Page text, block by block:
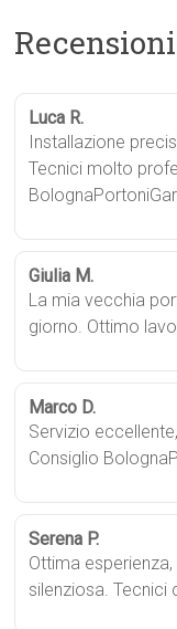
Luca R.
Installazione
Tecnici molto
Giulia M.
La mia vecchia
giorno. Ottimo
Marco D.
Servizio
Consiglio
Serena P.
Ottima
silenziosa. Tecnici